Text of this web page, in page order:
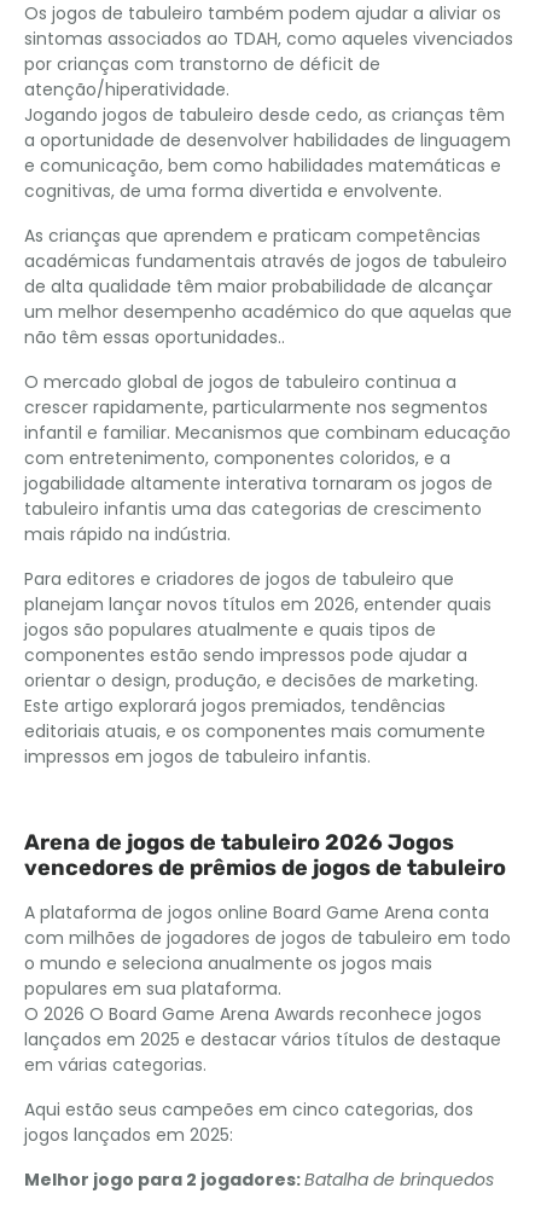
Os jogos de tabuleiro também podem ajudar a aliviar os
sintomas associados ao TDAH, como aqueles vivenciados
por crianças com transtorno de déficit de
atenção/hiperatividade.
Jogando jogos de tabuleiro desde cedo, as crianças têm
a oportunidade de desenvolver habilidades de linguagem
e comunicação, bem como habilidades matemáticas e
cognitivas, de uma forma divertida e envolvente.
As crianças que aprendem e praticam competências
académicas fundamentais através de jogos de tabuleiro
de alta qualidade têm maior probabilidade de alcançar
um melhor desempenho académico do que aquelas que
não têm essas oportunidades..
O mercado global de jogos de tabuleiro continua a
crescer rapidamente, particularmente nos segmentos
infantil e familiar. Mecanismos que combinam educação
com entretenimento, componentes coloridos, e a
jogabilidade altamente interativa tornaram os jogos de
tabuleiro infantis uma das categorias de crescimento
mais rápido na indústria.
Para editores e criadores de jogos de tabuleiro que
planejam lançar novos títulos em 2026, entender quais
jogos são populares atualmente e quais tipos de
componentes estão sendo impressos pode ajudar a
orientar o design, produção, e decisões de marketing.
Este artigo explorará jogos premiados, tendências
editoriais atuais, e os componentes mais comumente
impressos em jogos de tabuleiro infantis.
Arena de jogos de tabuleiro 2026 Jogos
vencedores de prêmios de jogos de tabuleiro
A plataforma de jogos online Board Game Arena conta
com milhões de jogadores de jogos de tabuleiro em todo
o mundo e seleciona anualmente os jogos mais
populares em sua plataforma.
O 2026 O Board Game Arena Awards reconhece jogos
lançados em 2025 e destacar vários títulos de destaque
em várias categorias.
Aqui estão seus campeões em cinco categorias, dos
jogos lançados em 2025:
Melhor jogo para 2 jogadores:Batalha de brinquedos